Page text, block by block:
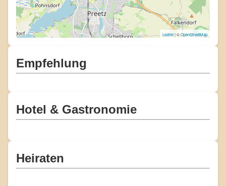
Leaflet| ©OpenStreetMap
Empfehlung
Hotel & Gastronomie
Heiraten